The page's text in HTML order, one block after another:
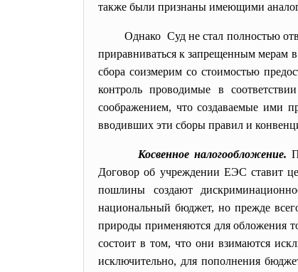
также были признаны имеющими
Однако Суд не стал полностью
приравниваться к запрещенным мерам
сбора соизмерим со стоимостью
контроль проводимые в
соображением, что создаваемые ими
вводивших эти сборы правил и
Косвенное налогообложение.
Договор об учреждении ЕЭС ставит
пошлины создают
национальный бюджет, но прежде
природы применяются для обложения
состоит в том, что они взимаются
исключительно, для пополнения